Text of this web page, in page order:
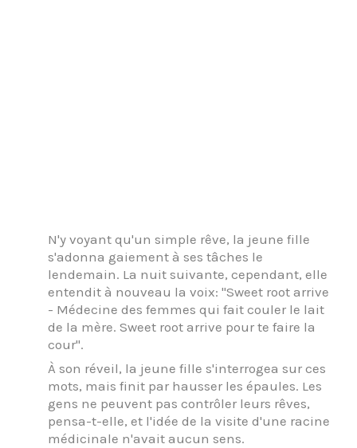
N'y voyant qu'un simple rêve, la jeune fille
s'adonna gaiement à ses tâches le
lendemain. La nuit suivante, cependant, elle
entendit à nouveau la voix: "Sweet root arrive
- Médecine des femmes qui fait couler le lait
de la mère. Sweet root arrive pour te faire la
cour".
À son réveil, la jeune fille s'interrogea sur ces
mots, mais finit par hausser les épaules. Les
gens ne peuvent pas contrôler leurs rêves,
pensa-t-elle, et l'idée de la visite d'une racine
médicinale n'avait aucun sens.